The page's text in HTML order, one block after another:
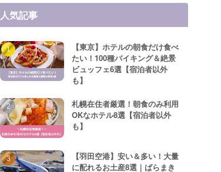
人気記事
【東京】ホテルの朝食だけ食べ
たい！100種バイキング＆絶景
ビュッフェ6選【宿泊者以外
も】
札幌在住者厳選！朝食のみ利用
OKなホテル8選【宿泊者以外
も】
【羽田空港】安い＆多い！大量
に配れるお土産8選｜ばらまき